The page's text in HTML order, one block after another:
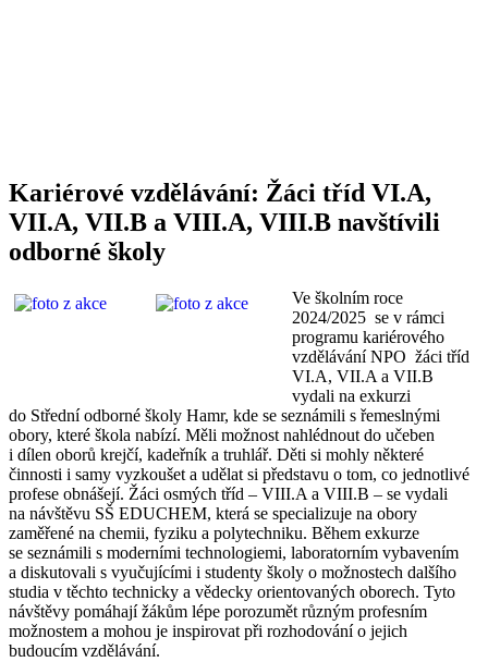
Kariérové vzdělávání: Žáci tříd VI.A,
VII.A, VII.B a VIII.A, VIII.B navštívili
odborné školy
Ve školním roce
2024/2025 se v rámci
programu kariérového
vzdělávání NPO žáci tříd
VI.A, VII.A a VII.B
vydali na exkurzi
do Střední odborné školy Hamr, kde se seznámili s řemeslnými
obory, které škola nabízí. Měli možnost nahlédnout do učeben
i dílen oborů krejčí, kadeřník a truhlář. Děti si mohly některé
činnosti i samy vyzkoušet a udělat si představu o tom, co jednotlivé
profese obnášejí. Žáci osmých tříd – VIII.A a VIII.B – se vydali
na návštěvu SŠ EDUCHEM, která se specializuje na obory
zaměřené na chemii, fyziku a polytechniku. Během exkurze
se seznámili s moderními technologiemi, laboratorním vybavením
a diskutovali s vyučujícími i studenty školy o možnostech dalšího
studia v těchto technicky a vědecky orientovaných oborech. Tyto
návštěvy pomáhají žákům lépe porozumět různým profesním
možnostem a mohou je inspirovat při rozhodování o jejich
budoucím vzdělávání.